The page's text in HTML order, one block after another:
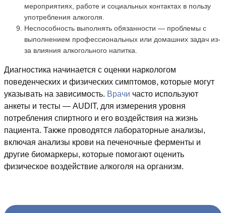
мероприятиях, работе и социальных контактах в пользу
употребления алкоголя.
Неспособность выполнять обязанности — проблемы с
выполнением профессиональных или домашних задач из-
за влияния алкогольного напитка.
Диагностика начинается с оценки наркологом
поведенческих и физических симптомов, которые могут
указывать на зависимость. Врачи часто используют
анкеты и тесты — AUDIT, для измерения уровня
потребления спиртного и его воздействия на жизнь
пациента. Также проводятся лабораторные анализы,
включая анализы крови на печеночные ферменты и
другие биомаркеры, которые помогают оценить
физическое воздействие алкоголя на организм.